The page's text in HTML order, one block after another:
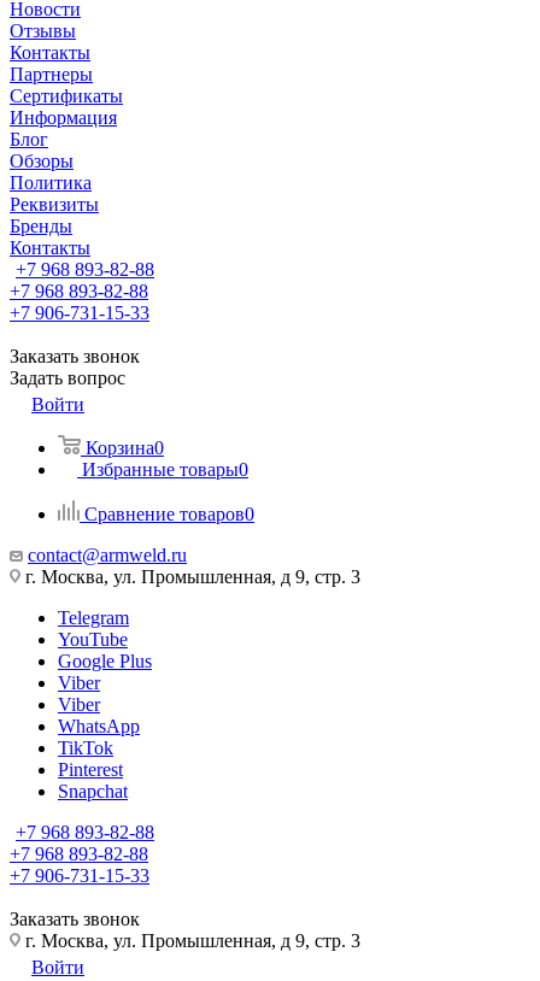
Новости
Отзывы
Контакты
Партнеры
Сертификаты
Информация
Блог
Обзоры
Политика
Реквизиты
Бренды
Контакты
+7 968 893-82-88
+7 968 893-82-88
+7 906-731-15-33
Заказать звонок
Задать вопрос
Войти
Корзина0
Избранные товары0
Сравнение товаров0
contact@armweld.ru
г. Москва, ул. Промышленная, д 9, стр. 3
Telegram
YouTube
Google Plus
Viber
Viber
WhatsApp
TikTok
Pinterest
Snapchat
+7 968 893-82-88
+7 968 893-82-88
+7 906-731-15-33
Заказать звонок
г. Москва, ул. Промышленная, д 9, стр. 3
Войти